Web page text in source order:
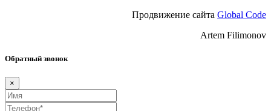
Продвижение сайта Global Code
Artem Filimonov
Обратный звонок
×